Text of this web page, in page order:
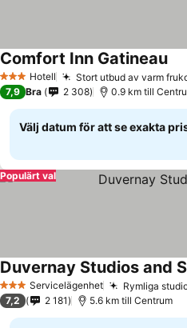
3 StjärnorHotell Stort utbud av varm
Comfort Inn GatineauSe
7,9 Bra 2 308 0.9 km till
Välj datum för att se exakta
Populärt val
3 StjärnorServicelägenhet Rymliga
Duvernay Studios and
7,2 2 181 5.6 km till Centrum